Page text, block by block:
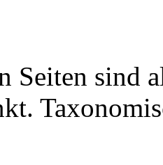
Seiten sind